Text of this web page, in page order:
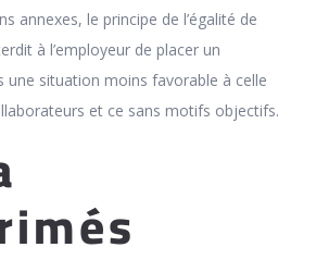
annexes, le principe de l’égalité de
à l’employeur de placer un
une situation moins favorable à celle
et ce sans motifs objectifs.